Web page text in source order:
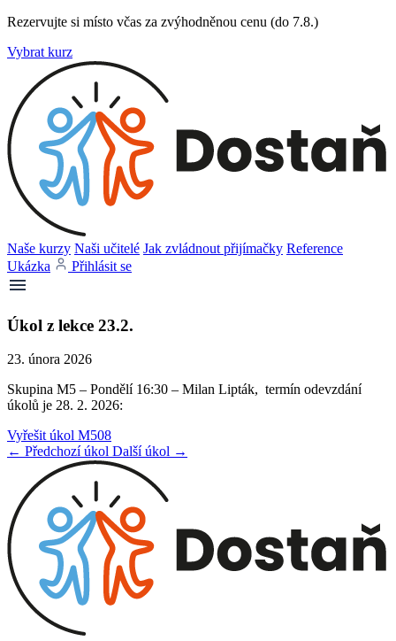
Rezervujte si místo včas za zvýhodněnou cenu (do 7.8.)
Vybrat kurz
Naše kurzy Naši učitelé Jak zvládnout přijímačky Reference
Ukázka
Přihlásit se
Úkol z lekce 23.2.
23. února 2026
Skupina M5 – Pondělí 16:30 – Milan Lipták, termín odevzdání
úkolů je 28. 2. 2026:
Vyřešit úkol M508
← Předchozí úkol Další úkol →